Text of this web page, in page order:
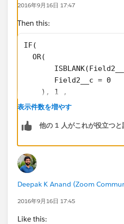
2016年9月16日 17:47
Then this:
IF(
  OR(
       Field2__c = 0
    ), 1 ,
field1__c/
表示件数を増やす
他の 1 人がこれが役立つと
Deepak K Anand (‎‎‎‎‎‎Zoom
2016年9月16日 17:45
Like this: